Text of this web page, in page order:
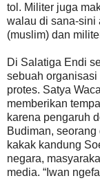
tol. Militer juga
walau di sana-sini
(muslim) dan
Di Salatiga Endi
sebuah
protes. Satya
memberikan
karena pengaruh
Budiman,
kakak kandung
negara,
media. “Iwan